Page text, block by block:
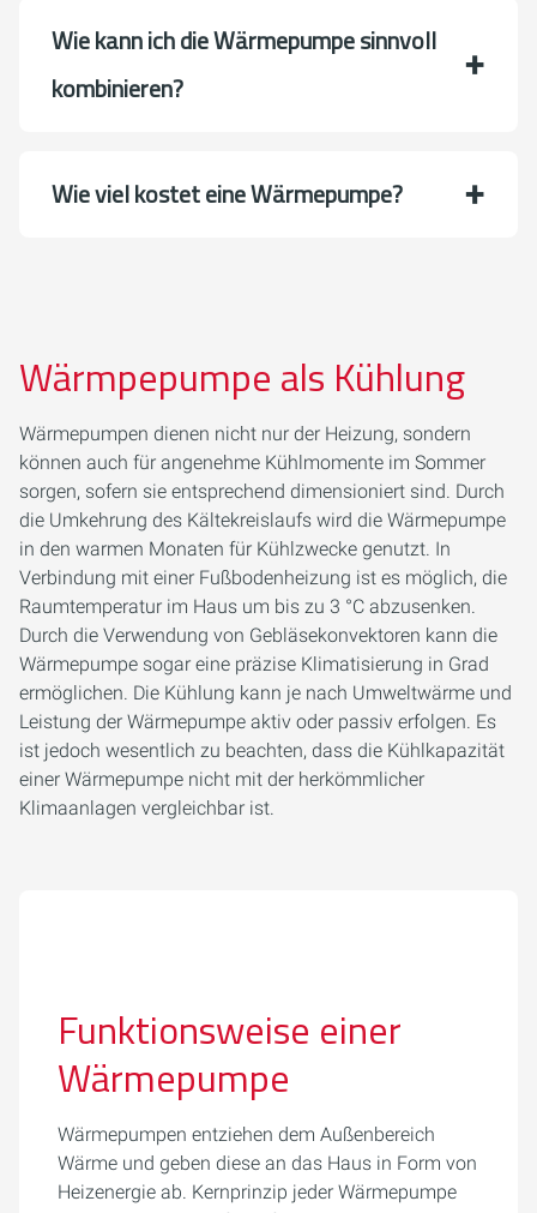
Wie kann ich die Wärmepumpe sinnvoll
kombinieren?
Wie viel kostet eine Wärmepumpe?
Wärmpepumpe als Kühlung
Wärmepumpen dienen nicht nur der Heizung, sondern
können auch für angenehme Kühlmomente im Sommer
sorgen, sofern sie entsprechend dimensioniert sind. Durch
die Umkehrung des Kältekreislaufs wird die Wärmepumpe
in den warmen Monaten für Kühlzwecke genutzt. In
Verbindung mit einer Fußbodenheizung ist es möglich, die
Raumtemperatur im Haus um bis zu 3 °C abzusenken.
Durch die Verwendung von Gebläsekonvektoren kann die
Wärmepumpe sogar eine präzise Klimatisierung in Grad
ermöglichen. Die Kühlung kann je nach Umweltwärme und
Leistung der Wärmepumpe aktiv oder passiv erfolgen. Es
ist jedoch wesentlich zu beachten, dass die Kühlkapazität
einer Wärmepumpe nicht mit der herkömmlicher
Klimaanlagen vergleichbar ist.
Funktionsweise einer
Wärmepumpe
Wärmepumpen entziehen dem Außenbereich
Wärme und geben diese an das Haus in Form von
Heizenergie ab. Kernprinzip jeder Wärmepumpe